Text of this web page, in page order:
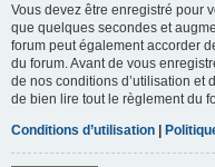
Vous devez être enregistré pour
que quelques secondes et
forum peut également accorder
du forum. Avant de vous
de nos conditions d’utilisation et
de bien lire tout le règlement du
Conditions d’utilisation |